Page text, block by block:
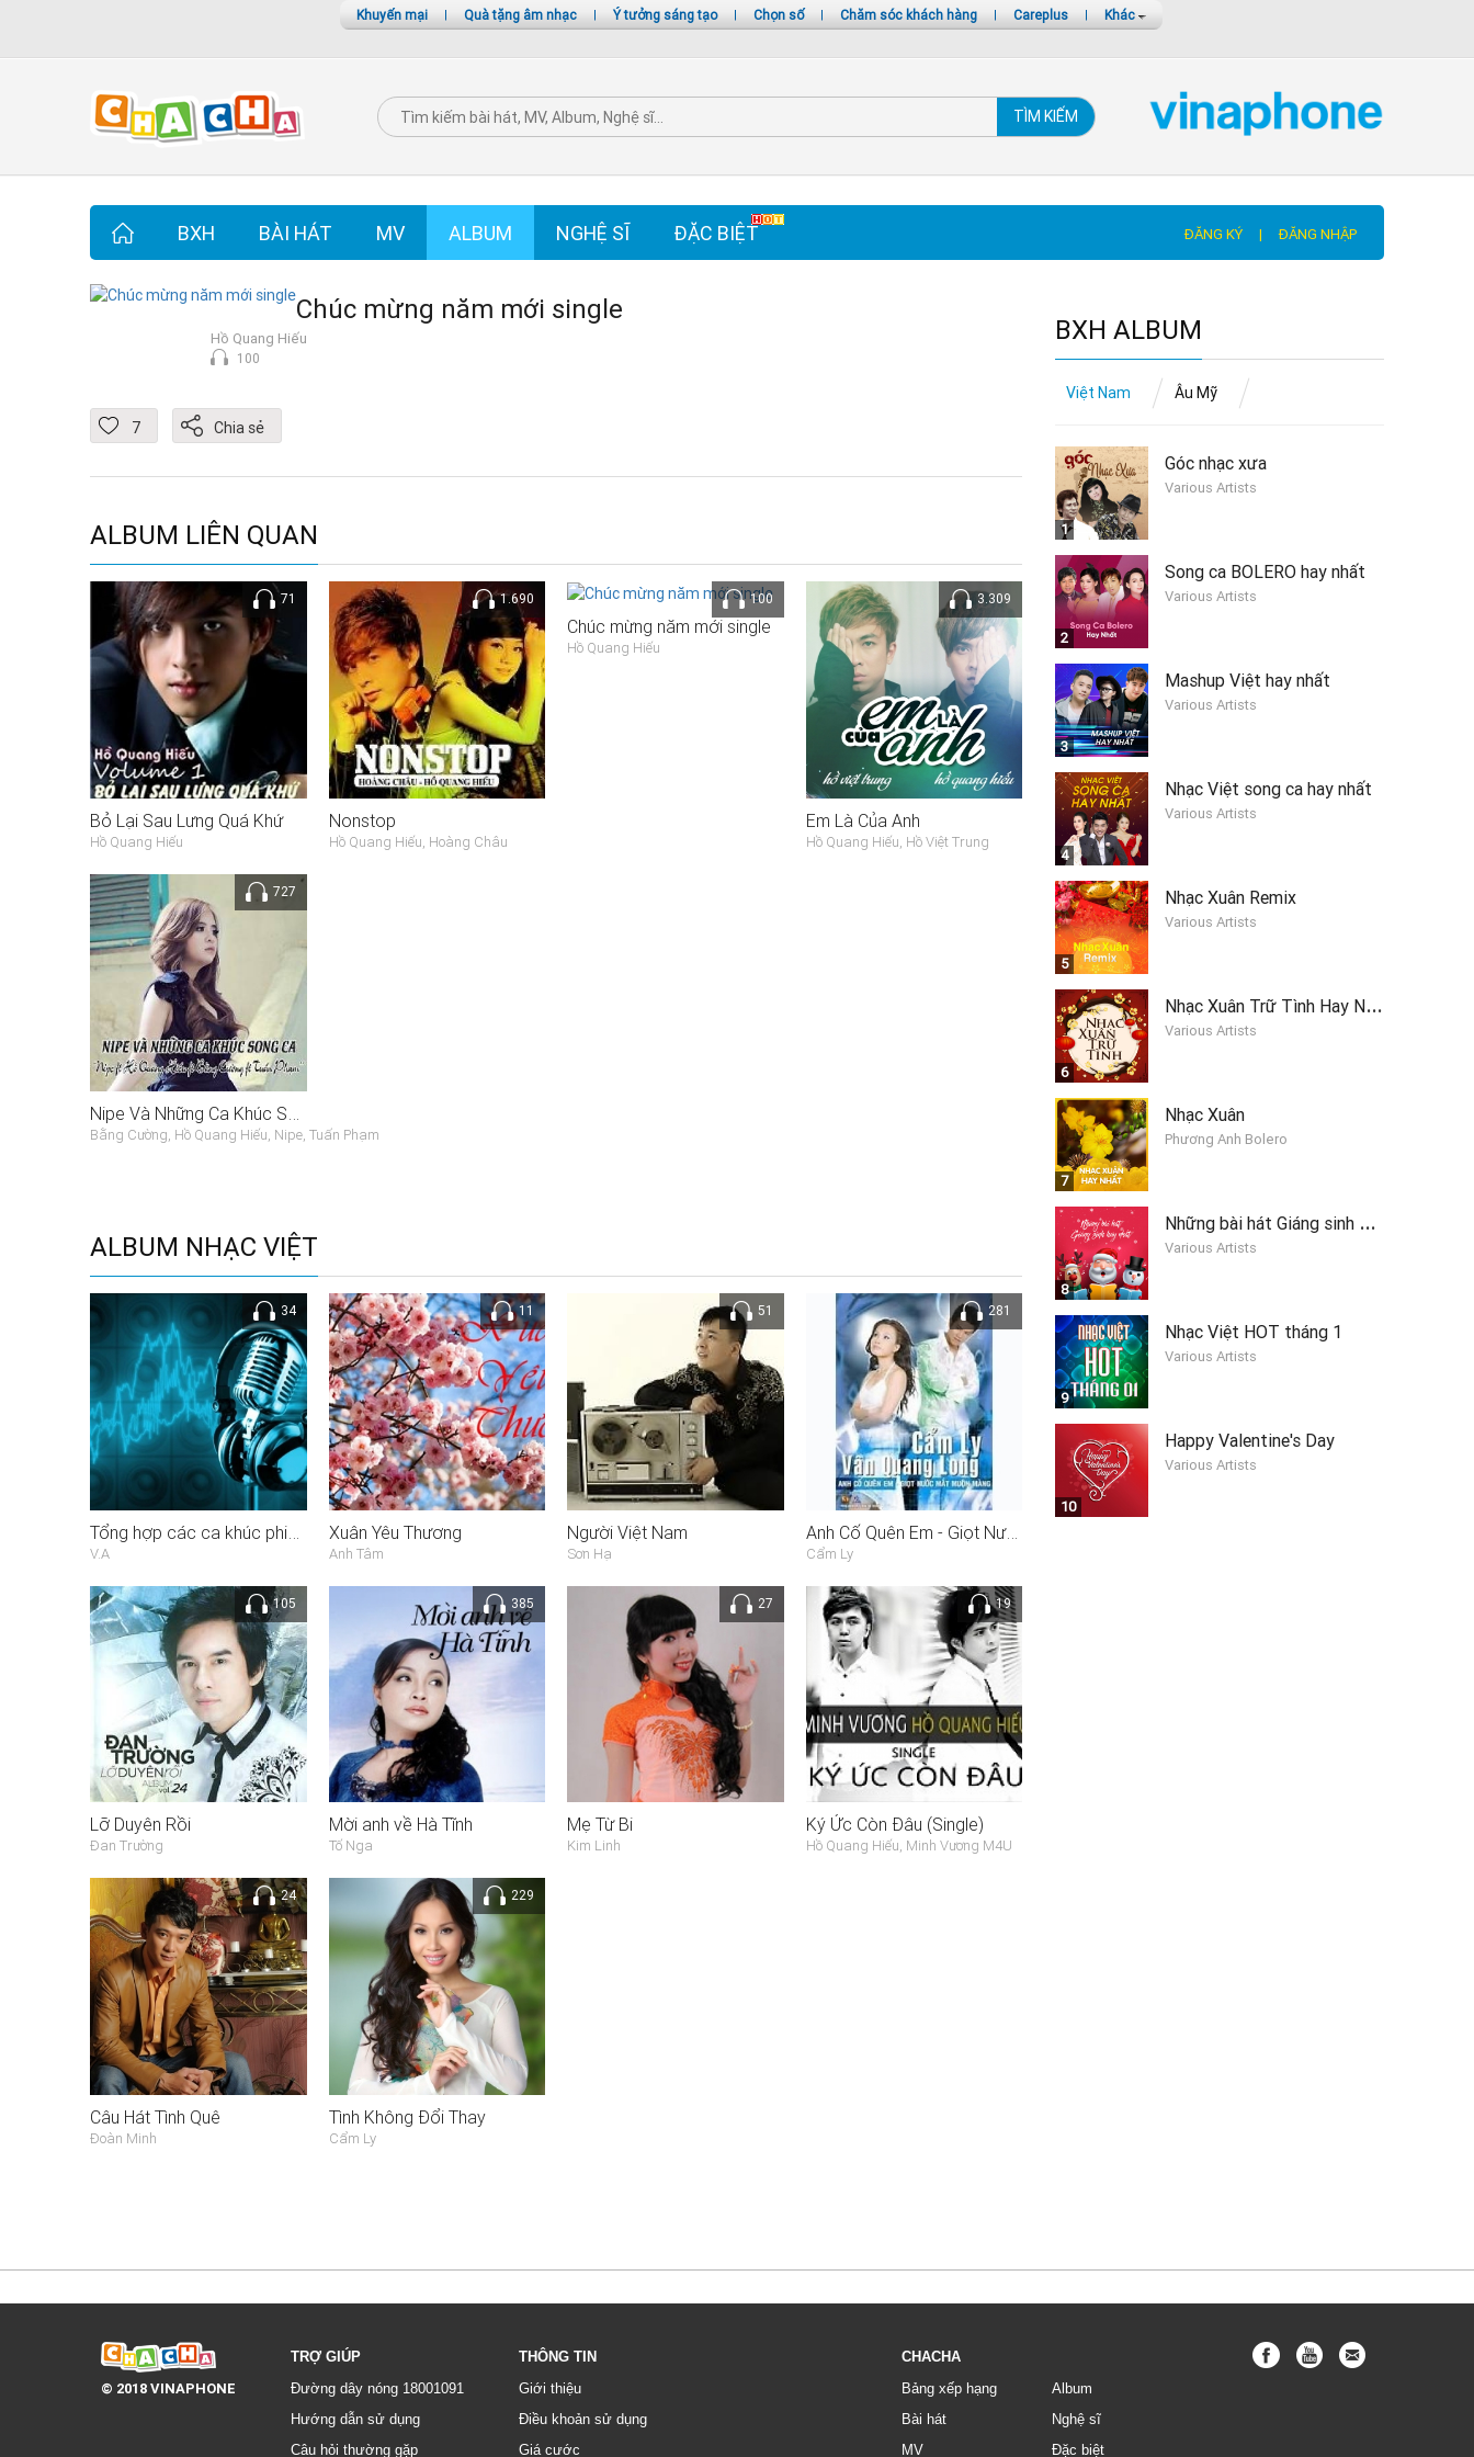
Khuyến mại | Quà tặng âm nhạc | Ý tưởng sáng tạo | Chọn số | Chăm sóc khách hàng | Careplus | Khác
TÌM KIẾM
BXH BÀI HÁT MV ALBUM NGHỆ SĨ ĐẶC BIỆT ĐĂNG KÝ | ĐĂNG NHẬP
Chúc mừng năm mới single
Hồ Quang Hiếu
100
7 Chia sẻ
ALBUM LIÊN QUAN
71
Bỏ Lại Sau Lưng Quá Khứ
Hồ Quang Hiếu
1.690
Nonstop
Hồ Quang Hiếu, Hoàng Châu
100
Chúc mừng năm mới single
Hồ Quang Hiếu
3.309
Em Là Của Anh
Hồ Quang Hiếu, Hồ Việt Trung
727
Nipe Và Những Ca Khúc Song Ca
Bằng Cường, Hồ Quang Hiếu, Nipe, Tuấn Phạm
ALBUM NHẠC VIỆT
34
V.A
11
Xuân Yêu Thương
Anh Tâm
51
Người Việt Nam
Sơn Hạ
281
Anh Cố Quên Em - Giọt Nước Mắt Muộn Màng
Cẩm Ly
105
Lỡ Duyên Rồi
Đan Trường
385
Mời anh về Hà Tĩnh
Tố Nga
27
Mẹ Từ Bi
Kim Linh
19
Ký Ức Còn Đâu (Single)
Hồ Quang Hiếu, Minh Vương M4U
24
Câu Hát Tình Quê
Đoàn Minh
229
Tình Không Đổi Thay
Cẩm Ly
BXH ALBUM
Việt Nam Âu Mỹ
1
Góc nhạc xưa
Various Artists
2
Song ca BOLERO hay nhất
Various Artists
3
Mashup Việt hay nhất
Various Artists
4
Nhạc Việt song ca hay nhất
Various Artists
5
Nhạc Xuân Remix
Various Artists
6
N
hạc Xuân Trữ Tình Hay Nhất
Various Artists
7
Nhạc Xuân
Phương Anh Bolero
8
N
hững bài hát Giáng sinh hay nhất 2019
Various Artists
9
Nhạc Việt HOT tháng 1
Various Artists
10
Happy Valentine's Day
Various Artists
© 2018 VINAPHONE
TRỢ GIÚP
Đường dây nóng 18001091
Hướng dẫn sử dụng
Câu hỏi thường gặp
THÔNG TIN
Giới thiệu
Điều khoản sử dụng
Giá cước
CHACHA
Bảng xếp hạng
Bài hát
MV
Album
Nghệ sĩ
Đặc biệt